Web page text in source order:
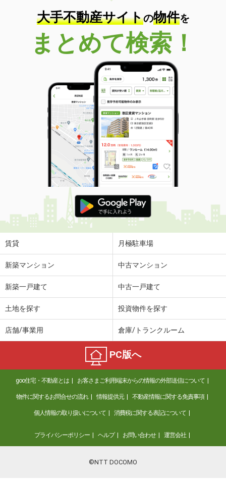
大手不動産サイトの物件を
まとめて検索！
賃貸 月極駐車場
新築マンション 中古マンション
新築一戸建て 中古一戸建て
土地を探す 投資物件を探す
店舗/事業用 倉庫/トランクルーム
PC版へ
goo住宅・不動産とは お客さまご利用端末からの情報の外部送信について
物件に関するお問合せの流れ 情報提供元 不動産情報に関する免責事項
個人情報の取り扱いについて 消費税に関する表記について
プライバシーポリシー ヘルプ お問い合わせ 運営会社
©NTT DOCOMO